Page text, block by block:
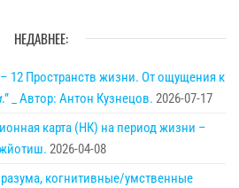
НЕДАВНЕЕ:
– 12 Пространств жизни. От ощущения к
.” _ Автор: Антон Кузнецов. 2026-07-17
карта (НК) на период жизни –
2026-04-08
когнитивные/умственные